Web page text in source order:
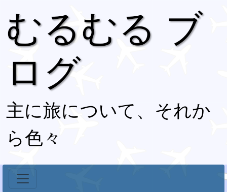
むるむる ブ
ログ
主に旅について、それか
ら色々